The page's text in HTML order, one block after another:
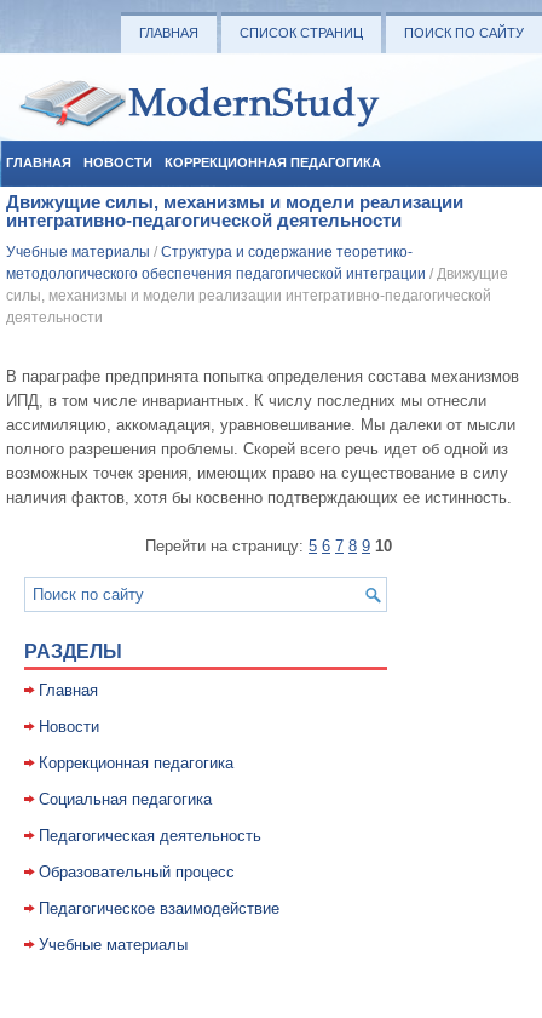
ГЛАВНАЯ СПИСОК СТРАНИЦ ПОИСК ПО САЙТУ
ГЛАВНАЯ НОВОСТИ КОРРЕКЦИОННАЯ ПЕДАГОГИКА
СОЦИАЛЬНАЯ ПЕДАГОГИКА УЧЕБНЫЕ МАТЕРИАЛЫ
Движущие силы, механизмы и модели реализации
интегративно-педагогической деятельности
Учебные материалы / Структура и содержание теоретико-
методологического обеспечения педагогической интеграции / Движущие
силы, механизмы и модели реализации интегративно-педагогической
деятельности
В параграфе предпринята попытка определения состава механизмов
ИПД, в том числе инвариантных. К числу последних мы отнесли
ассимиляцию, аккомадация, уравновешивание. Мы далеки от мысли
полного разрешения проблемы. Скорей всего речь идет об одной из
возможных точек зрения, имеющих право на существование в силу
наличия фактов, хотя бы косвенно подтверждающих ее истинность.
Перейти на страницу: 5 6 7 8 9 10
РАЗДЕЛЫ
Главная
Новости
Коррекционная педагогика
Социальная педагогика
Педагогическая деятельность
Образовательный процесс
Педагогическое взаимодействие
Учебные материалы